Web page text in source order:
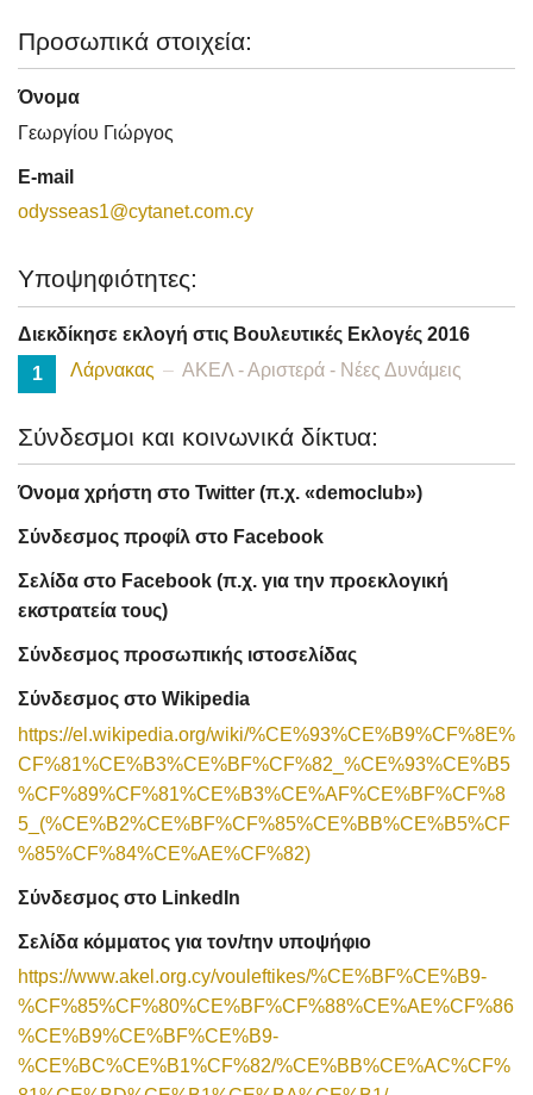
Προσωπικά στοιχεία:
Όνομα
Γεωργίου Γιώργος
E-mail
odysseas1@cytanet.com.cy
Υποψηφιότητες:
Διεκδίκησε εκλογή στις Βουλευτικές Εκλογές 2016
1
Λάρνακας ΑΚΕΛ - Αριστερά - Νέες Δυνάμεις
Σύνδεσμοι και κοινωνικά δίκτυα:
Όνομα χρήστη στο Twitter (π.χ. «democlub»)
Σύνδεσμος προφίλ στο Facebook
Σελίδα στο Facebook (π.χ. για την προεκλογική
εκστρατεία τους)
Σύνδεσμος προσωπικής ιστοσελίδας
Σύνδεσμος στο Wikipedia
https://el.wikipedia.org/wiki/%CE%93%CE%B9%CF%8E%
CF%81%CE%B3%CE%BF%CF%82_%CE%93%CE%B5
%CF%89%CF%81%CE%B3%CE%AF%CE%BF%CF%8
5_(%CE%B2%CE%BF%CF%85%CE%BB%CE%B5%CF
%85%CF%84%CE%AE%CF%82)
Σύνδεσμος στο LinkedIn
Σελίδα κόμματος για τον/την υποψήφιο
https://www.akel.org.cy/vouleftikes/%CE%BF%CE%B9-
%CF%85%CF%80%CE%BF%CF%88%CE%AE%CF%86
%CE%B9%CE%BF%CE%B9-
%CE%BC%CE%B1%CF%82/%CE%BB%CE%AC%CF%